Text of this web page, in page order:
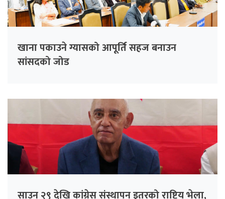
खाना पकाउने ग्यासको आपूर्ति सहज बनाउन
सांसदको जोड